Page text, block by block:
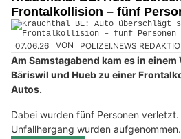
Frontalkollision – fünf
07.06.26 VON POLIZEI.NEWS
Am Samstagabend kam es in
Bäriswil und Hueb zu einer
Autos.
Dabei wurden fünf Personen
Unfallhergang wurden aufgenommen.